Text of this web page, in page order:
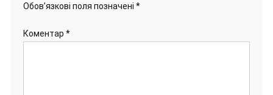
Обов’язкові поля позначені *
Коментар *